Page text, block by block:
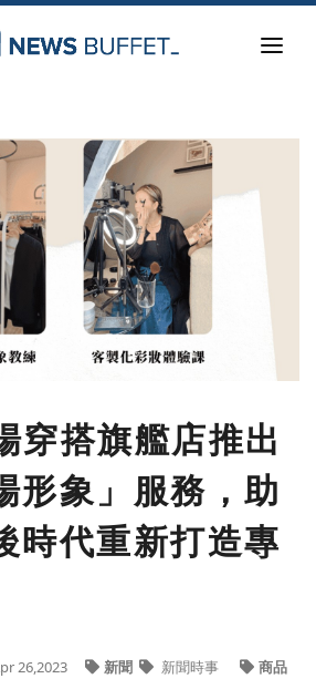
穿搭旗艦店推出
形象」服務，助
時代重新打造專
26,2023 新聞 新聞時事 商品